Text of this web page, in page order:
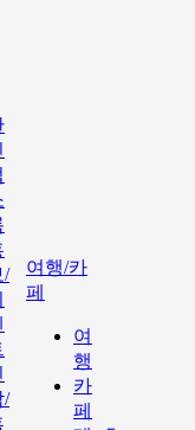
/
/
여행/카
페
여
행
카
페